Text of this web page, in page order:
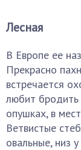
Лесная
В Европе ее
Прекрасно
встречается
любит бродить
опушках, в
Ветвистые
овальные, низ